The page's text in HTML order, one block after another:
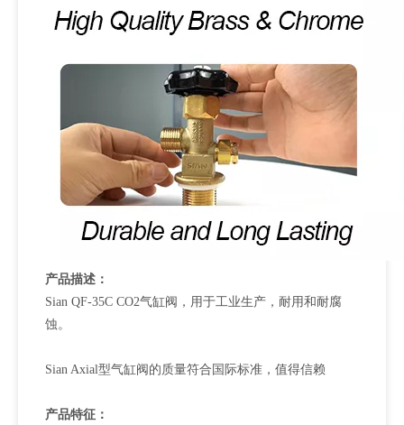
产品描述：
Sian QF-35C CO2气缸阀，用于工业生产，耐用和耐腐
蚀。
Sian Axial型气缸阀的质量符合国际标准，值得信赖
产品特征：